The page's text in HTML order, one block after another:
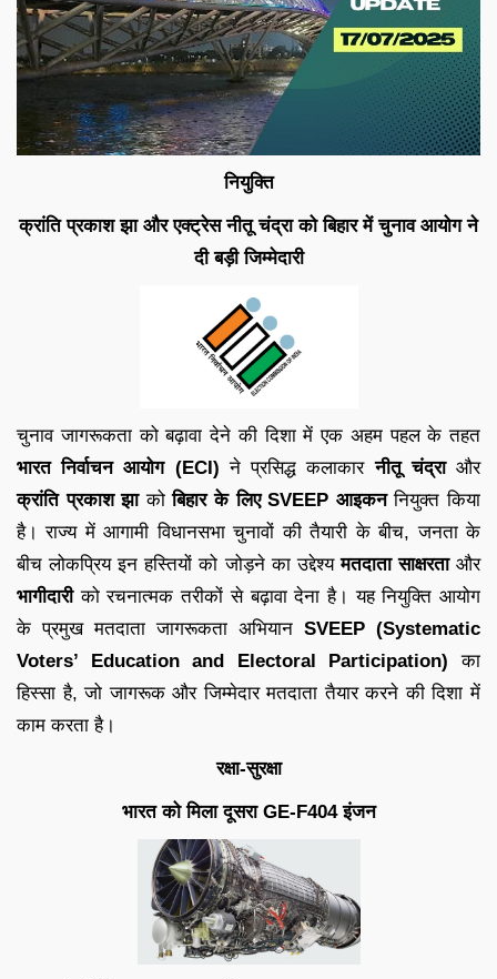
नियुक्ति
क्रांति प्रकाश झा और एक्ट्रेस नीतू चंद्रा को बिहार में चुनाव आयोग ने
दी बड़ी जिम्मेदारी
चुनाव जागरूकता को बढ़ावा देने की दिशा में एक अहम पहल के तहत
भारत निर्वाचन आयोग (ECI) ने प्रसिद्ध कलाकारनीतू चंद्राऔर
क्रांति प्रकाश झाकोबिहार के लिए SVEEP आइकननियुक्त किया
है। राज्य में आगामी विधानसभा चुनावों की तैयारी के बीच, जनता के
बीच लोकप्रिय इन हस्तियों को जोड़ने का उद्देश्यमतदाता साक्षरताऔर
भागीदारीको रचनात्मक तरीकों से बढ़ावा देना है। यह नियुक्ति आयोग
के प्रमुख मतदाता जागरूकता अभियान SVEEP (Systematic
Voters’ Education and Electoral Participation) का
हिस्सा है, जो जागरूक और जिम्मेदार मतदाता तैयार करने की दिशा में
काम करता है।
रक्षा-सुरक्षा
भारत को मिला दूसरा GE-F404 इंजन